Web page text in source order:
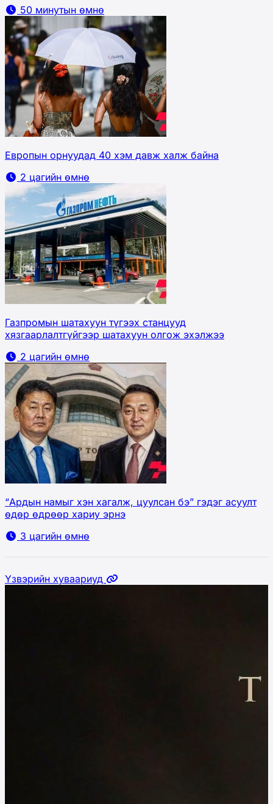
50 минутын өмнө
Европын орнуудад 40 хэм давж халж байна
2 цагийн өмнө
Газпромын шатахуун түгээх станцууд
хязгаарлалтгүйгээр шатахуун олгож эхэлжээ
2 цагийн өмнө
“Ардын намыг хэн хагалж, цуулсан бэ” гэдэг асуулт
өдөр өдрөөр хариу эрнэ
3 цагийн өмнө
Үзвэрийн хуваариуд